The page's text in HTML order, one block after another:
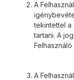
A
tekintettel a
tartani. A
Felhasználó
A